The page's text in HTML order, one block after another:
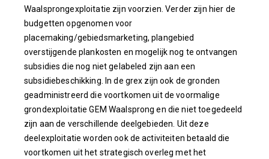
Waalsprongexploitatie zijn voorzien. Verder zijn hier de
budgetten opgenomen voor
placemaking/gebiedsmarketing, plangebied
overstijgende plankosten en mogelijk nog te ontvangen
subsidies die nog niet gelabeled zijn aan een
subsidiebeschikking. In de grex zijn ook de gronden
geadministreerd die voortkomen uit de voormalige
grondexploitatie GEM Waalsprong en die niet toegedeeld
zijn aan de verschillende deelgebieden. Uit deze
deelexploitatie worden ook de activiteiten betaald die
voortkomen uit het strategisch overleg met het